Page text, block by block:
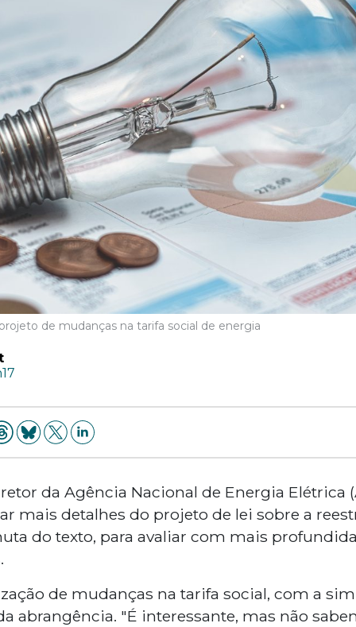
de mudanças na tarifa social de energia
da Agência Nacional de Energia Elétrica
mais detalhes do projeto de lei sobre a
do texto, para avaliar com mais
de mudanças na tarifa social, com a
abrangência. "É interessante, mas não